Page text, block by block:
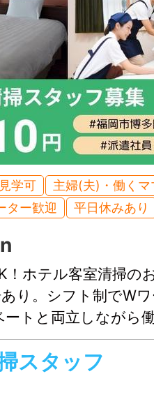
見学可
主婦(夫)・働くマ
ター歓迎
平日休みあり
！ホテル客室清掃の
り。シフト制でW
トと両立しながら
ずはじょぶる福岡
スタッフ